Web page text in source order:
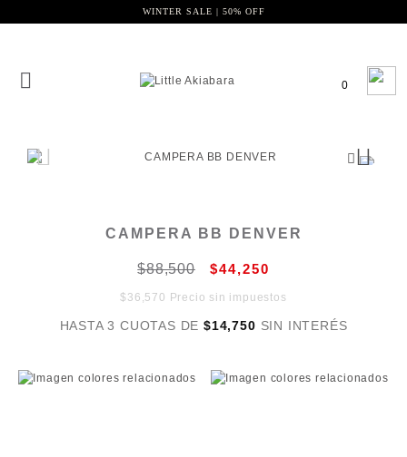
WINTER SALE | 50% OFF
0
CAMPERA BB DENVER
$88,500 $44,250
$36,570 Precio sin impuestos
HASTA 3 CUOTAS DE$14,750 SIN INTERÉS